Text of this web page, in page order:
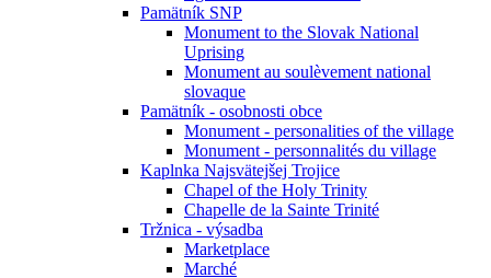
Pamätník SNP
Monument to the Slovak National
Uprising
Monument au soulèvement national
slovaque
Pamätník - osobnosti obce
Monument - personalities of the village
Monument - personnalités du village
Kaplnka Najsvätejšej Trojice
Chapel of the Holy Trinity
Chapelle de la Sainte Trinité
Tržnica - výsadba
Marketplace
Marché